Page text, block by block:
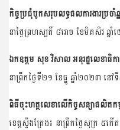
នាថ្ងៃព្រហស្បតិ៍ ៨រោច ខែមិគសិរ ឆ្
នាព្រឹកថ្ងៃទី២១ ខែធ្នូ ឆ្នាំ២០២៣ នៅ
ខេត្តស្ទឹងត្រែង៖ នាព្រឹកថ្ងៃសុក្រ ៥